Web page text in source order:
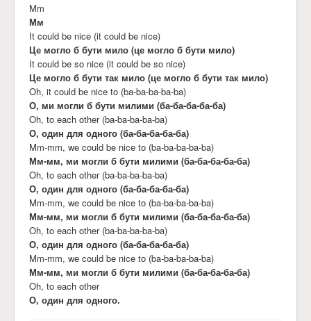
Mm
Мм
It could be nice (it could be nice)
Це могло б бути мило (це могло б бути мило)
It could be so nice (it could be so nice)
Це могло б бути так мило (це могло б бути так мило)
Oh, it could be nice to (ba-ba-ba-ba-ba)
О, ми могли б бути милими (ба-ба-ба-ба-ба)
Oh, to each other (ba-ba-ba-ba-ba)
О, один для одного (ба-ба-ба-ба-ба)
Mm-mm, we could be nice to (ba-ba-ba-ba-ba)
Мм-мм, ми могли б бути милими (ба-ба-ба-ба-ба)
Oh, to each other (ba-ba-ba-ba-ba)
О, один для одного (ба-ба-ба-ба-ба)
Mm-mm, we could be nice to (ba-ba-ba-ba-ba)
Мм-мм, ми могли б бути милими (ба-ба-ба-ба-ба)
Oh, to each other (ba-ba-ba-ba-ba)
О, один для одного (ба-ба-ба-ба-ба)
Mm-mm, we could be nice to (ba-ba-ba-ba-ba)
Мм-мм, ми могли б бути милими (ба-ба-ба-ба-ба)
Oh, to each other
О, один для одного.